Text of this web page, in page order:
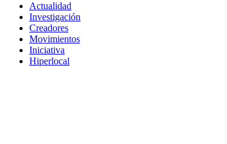
Actualidad
Investigación
Creadores
Movimientos
Iniciativa
Hiperlocal